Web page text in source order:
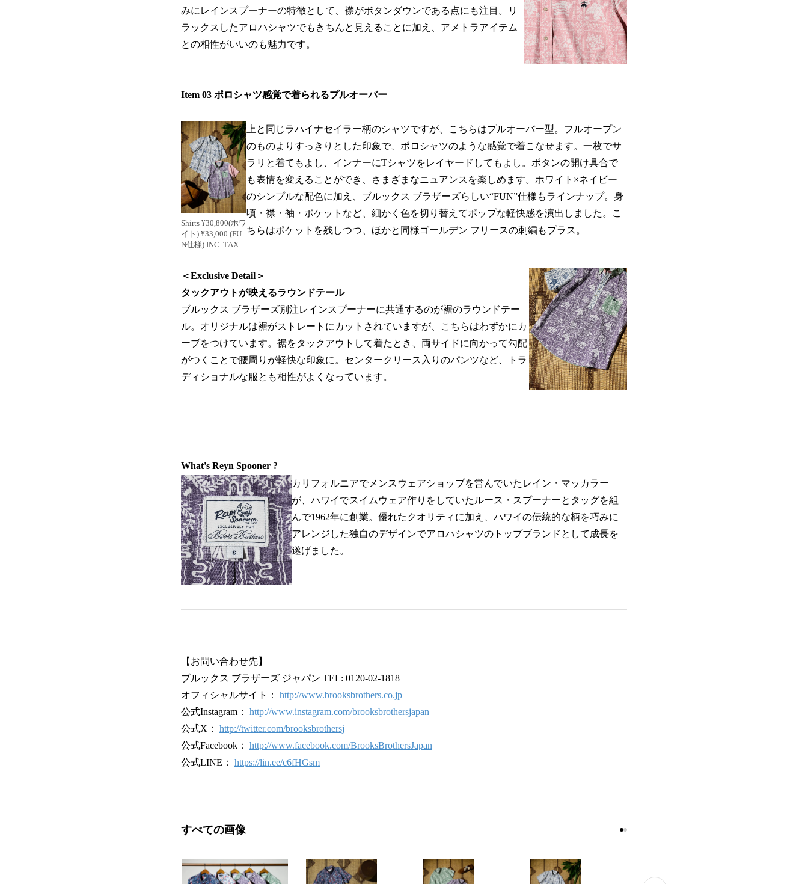
みにレインスプーナーの特徴として、襟がボタンダウンである点にも注目。リ
ラックスしたアロハシャツでもきちんと見えることに加え、アメトラアイテム
との相性がいいのも魅力です。
Item 03 ポロシャツ感覚で着られるプルオーバー
Shirts ¥30,800(ホワ
イト) ¥33,000 (FU
N仕様) INC. TAX
上と同じラハイナセイラー柄のシャツですが、こちらはプルオーバー型。フルオープン
のものよりすっきりとした印象で、ポロシャツのような感覚で着こなせます。一枚でサ
ラリと着てもよし、インナーにTシャツをレイヤードしてもよし。ボタンの開け具合で
も表情を変えることができ、さまざまなニュアンスを楽しめます。ホワイト×ネイビー
のシンプルな配色に加え、ブルックス ブラザーズらしい“FUN”仕様もラインナップ。身
頃・襟・袖・ポケットなど、細かく色を切り替えてポップな軽快感を演出しました。こ
ちらはポケットを残しつつ、ほかと同様ゴールデン フリースの刺繍もプラス。
＜Exclusive Detail＞
タックアウトが映えるラウンドテール
ブルックス ブラザーズ別注レインスプーナーに共通するのが裾のラウンドテー
ル。オリジナルは裾がストレートにカットされていますが、こちらはわずかにカ
ーブをつけています。裾をタックアウトして着たとき、両サイドに向かって勾配
がつくことで腰周りが軽快な印象に。センタークリース入りのパンツなど、トラ
ディショナルな服とも相性がよくなっています。
What's Reyn Spooner ?
カリフォルニアでメンスウェアショップを営んでいたレイン・マッカラー
が、ハワイでスイムウェア作りをしていたルース・スプーナーとタッグを組
んで1962年に創業。優れたクオリティに加え、ハワイの伝統的な柄を巧みに
アレンジした独自のデザインでアロハシャツのトップブランドとして成長を
遂げました。
【お問い合わせ先】
ブルックス ブラザーズ ジャパン TEL: 0120-02-1818
オフィシャルサイト： http://www.brooksbrothers.co.jp
公式Instagram： http://www.instagram.com/brooksbrothersjapan
公式X： http://twitter.com/brooksbrothersj
公式Facebook： http://www.facebook.com/BrooksBrothersJapan
公式LINE： https://lin.ee/c6fHGsm
すべての画像